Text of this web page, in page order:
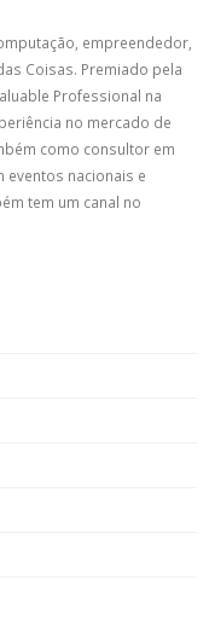
empreendedor,
Coisas. Premiado pela
Professional na
no mercado de
como consultor em
eventos nacionais e
tem um canal no